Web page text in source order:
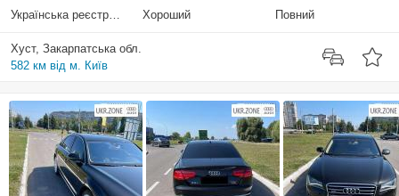
Українська реєстрація
Хороший Повний
Хуст, Закарпатська обл.
582 км від м. Київ